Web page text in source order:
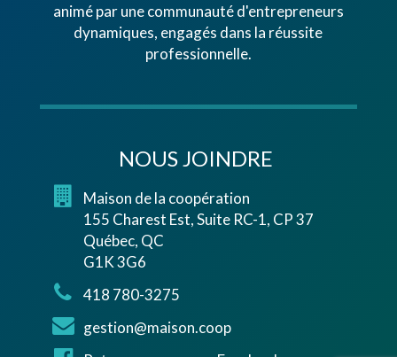
animé par une communauté d'entrepreneurs
dynamiques, engagés dans la réussite
professionnelle.
NOUS JOINDRE
Maison de la coopération
155 Charest Est, Suite RC-1, CP 37
Québec, QC
G1K 3G6
418 780-3275
gestion@maison.coop